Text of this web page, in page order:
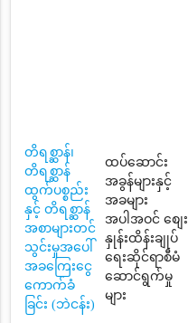
တိရစ္ဆာန်၊
တိရစ္ဆာန်
ထွက်ပစ္စည်း
နှင့် တိရစ္ဆာန်
အစာများတင်
သွင်းမှုအပေါ်
အခကြေးငွေ
ကောက်ခံ
ခြင်း (ဘဲငန်း)
ထပ်ဆောင်း
အခွန်များနှင့်
အခများ
အပါအဝင် စျေး
နှုန်းထိန်းချုပ်
ရေးဆိုင်ရာစီမံ
ဆောင်ရွက်မှု
များ